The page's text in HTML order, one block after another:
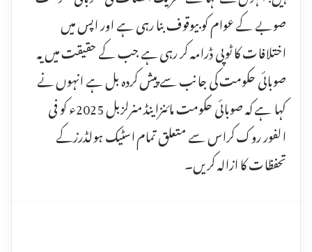
صوبے کے عوام کو بیوقوف بنا رہی ہے اور اپس میں
اختلافات کا ٹوپی ڈرامہ کر رہی ہے جب کے حقیقت میں یہ
صوبائی حکومت کی جانب سے پیش کردہ بل ہے انہوں نے
کہا ہے کہ صوبائی حکومت مائنزاینڈ منرلزبل 2025ء کو فی
الفور روک کراس سے متعلق تمام اسٹیک ہولڈرزکے
تحفظات کا ازالہ کریں۔